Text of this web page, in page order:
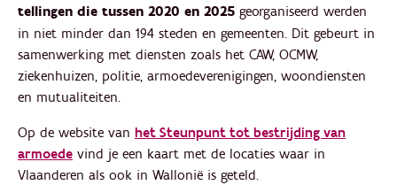
tellingen die tussen 2020 en 2025 georganiseerd werden
in niet minder dan 194 steden en gemeenten. Dit gebeurt in
samenwerking met diensten zoals het CAW, OCMW,
ziekenhuizen, politie, armoedeverenigingen, woondiensten
en mutualiteiten.
Op de website van het Steunpunt tot bestrijding van
armoede vind je een kaart met de locaties waar in
Vlaanderen als ook in Wallonië is geteld.